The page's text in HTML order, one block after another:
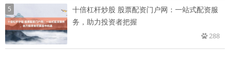
5
十倍杠杆炒股 股票配资门户网：一站式配资服
务，助力投资者把握
288